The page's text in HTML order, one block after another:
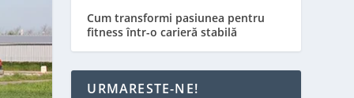
Cum transformi pasiunea pentru
fitness într-o carieră stabilă
URMARESTE-NE!